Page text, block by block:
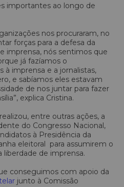
importantes ao longo de
nos procuraram, no
forças para a defesa da
imprensa, nós sentimos que
já fazíamos o
imprensa e a jornalistas,
e sabíamos eles estavam
de nos juntar para fazer
explica Cristina.
entre outras ações, a
do Congresso Nacional,
à Presidência da
eleitoral para assumirem o
de imprensa.
conseguimos com apoio da
junto à Comissão